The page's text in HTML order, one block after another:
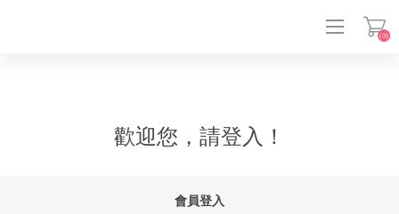
(0)
歡迎您，請登入！
會員登入